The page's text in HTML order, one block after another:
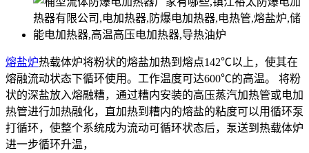
熔盐炉热载体炉将粉状的熔盐加热到熔点142℃以上，使其在
熔融流动状态下循环使用。工作温度可达600℃的高温。 将粉
状的深盐放入熔融糟，通过糟内安装的高压蒸汽加热管或电加
热管进行加热融化，直加热到糟内的熔盐的粘度可以用循环泵
打循环，使整个系统成为流动可循环状态后，泵送到热载体炉
进一步循环升温，